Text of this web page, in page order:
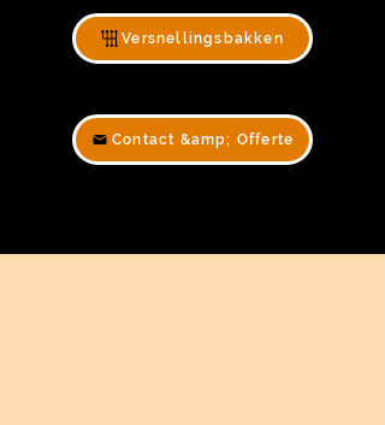
Versnellingsbakken
Contact &amp; Offerte